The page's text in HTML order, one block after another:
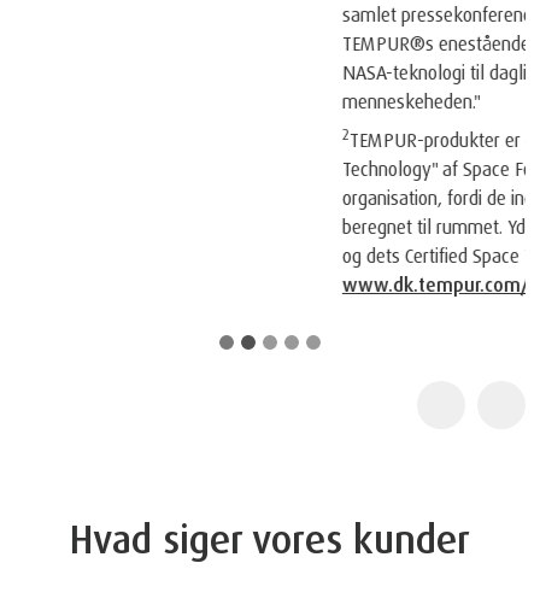
samlet pressekonference d. 6. maj 1998. NASA anerkendte
TEMPUR®️s enestående resultater med at tilpasse den originale
NASA-teknologi til daglig brug og forbedre livskvaliteten for
TEMPUR-produkter er certificeret som "Certified Space
Technology" af Space Foundation, en amerikansk non-profit
organisation, fordi de indeholder teknologier, der oprindeligt var
beregnet til rummet. Yderligere information om Space Foundation
og dets Certified Space Technology-program kan findes på
www.dk.tempur.com/spacefoundation.html
Hvad siger vores kunder